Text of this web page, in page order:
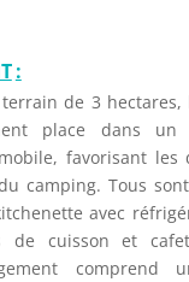
:
de 3 hectares,
place dans un
favorisant les
camping. Tous
avec
de cuisson et
comprend